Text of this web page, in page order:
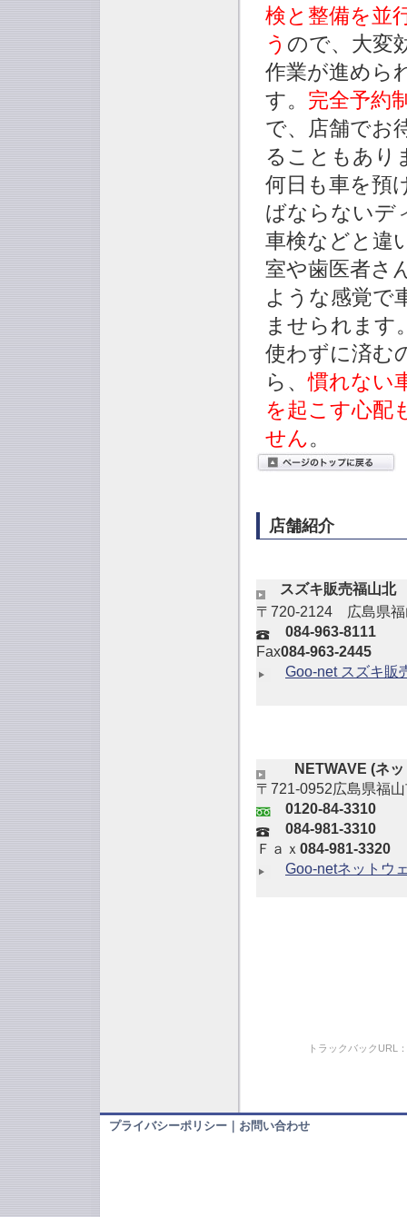
検と整備を並
う ので、大変
作業が進めら
す。 完全予約
で、店舗でお
ることもあり
何日も車を預
ばならないデ
車検などと違
室や歯医者さ
ような感覚で
ませられます
使わずに済む
ら、慣れない
を起こす心配
せん。
店舗紹介
スズキ販売福山北
〒720-2124 広島県
084-963-8111
Fax084-963-2445
Goo-net スズキ販
NETWAVE (ネ
〒721-0952広島県福
0120-84-3310
084-981-3310
Ｆａｘ 084-981-3320
Goo-netネットウ
トラックバックURL：
プライバシーポリシー ｜ お問い合わせ